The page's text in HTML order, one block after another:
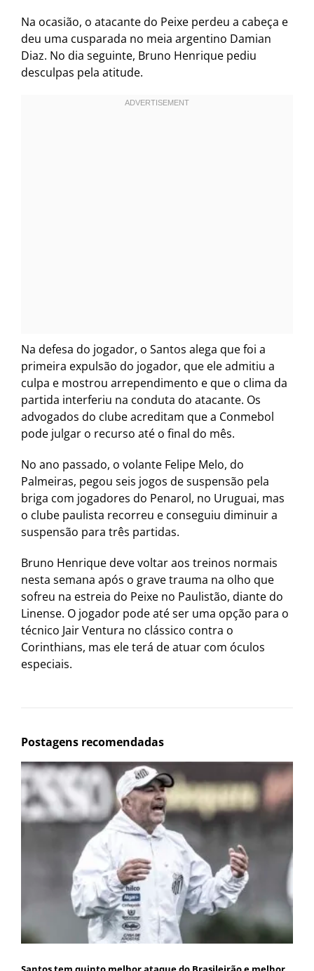
Na ocasião, o atacante do Peixe perdeu a cabeça e
deu uma cusparada no meia argentino Damian
Diaz. No dia seguinte, Bruno Henrique pediu
desculpas pela atitude.
Na defesa do jogador, o Santos alega que foi a
primeira expulsão do jogador, que ele admitiu a
culpa e mostrou arrependimento e que o clima da
partida interferiu na conduta do atacante. Os
advogados do clube acreditam que a Conmebol
pode julgar o recurso até o final do mês.
No ano passado, o volante Felipe Melo, do
Palmeiras, pegou seis jogos de suspensão pela
briga com jogadores do Penarol, no Uruguai, mas
o clube paulista recorreu e conseguiu diminuir a
suspensão para três partidas.
Bruno Henrique deve voltar aos treinos normais
nesta semana após o grave trauma na olho que
sofreu na estreia do Peixe no Paulistão, diante do
Linense. O jogador pode até ser uma opção para o
técnico Jair Ventura no clássico contra o
Corinthians, mas ele terá de atuar com óculos
especiais.
Postagens recomendadas